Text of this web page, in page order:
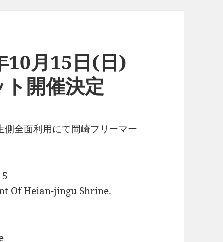
10月15日(日)
開催決定
全面利用にて岡崎フリーマー
Of Heian-jingu Shrine.